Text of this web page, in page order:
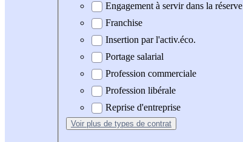
Engagement à servir dans la réserve
Franchise
Insertion par l'activ.éco.
Portage salarial
Profession commerciale
Profession libérale
Reprise d'entreprise
Voir plus de types de contrat